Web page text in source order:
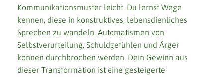
Kommunikationsmuster leicht. Du lernst Wege
kennen, diese in konstruktives, lebensdienliches
Sprechen zu wandeln. Automatismen von
Selbstverurteilung, Schuldgefühlen und Ärger
können durchbrochen werden. Dein Gewinn aus
dieser Transformation ist eine gesteigerte